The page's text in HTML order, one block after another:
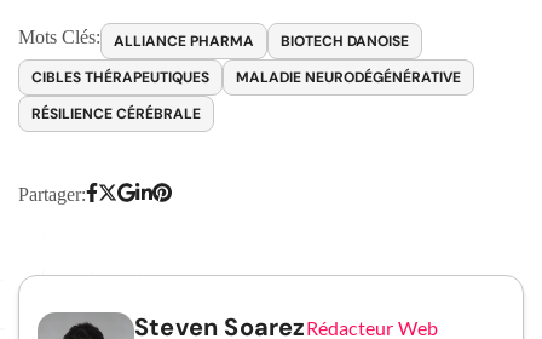
Mots Clés: ALLIANCE PHARMA
BIOTECH DANOISE
CIBLES THÉRAPEUTIQUES
MALADIE NEURODÉGÉNÉRATIVE
RÉSILIENCE CÉRÉBRALE
Partager:
Steven SoarezRédacteur Web